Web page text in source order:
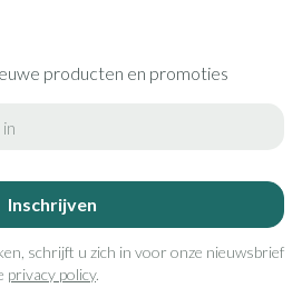
producten en promoties
Inschrijven
schrijft u zich in voor onze nieuwsbrief
privacy policy.